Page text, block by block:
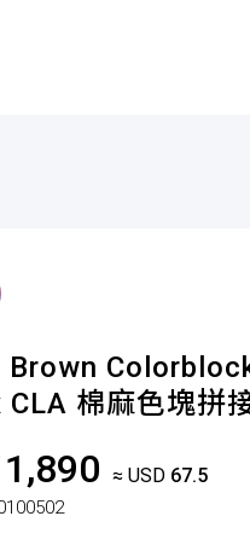
Brown
CLA 棉麻色塊拼
1,890 ≈ USD 67.5